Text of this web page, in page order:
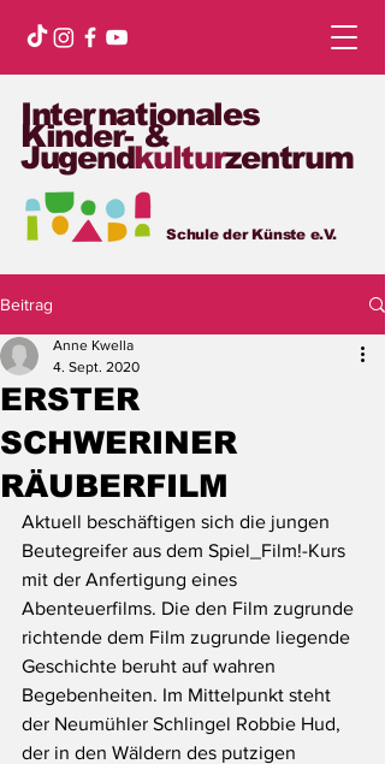
Internationales
Kinder- &
Jugendkulturzentrum
Schule der Künste e.V.
Beitrag
ERSTER
SCHWERINER
RÄUBERFILM
Anne Kwella
4. Sept. 2020
Aktuell beschäftigen sich die jungen
Beutegreifer aus dem Spiel_Film!-Kurs
mit der Anfertigung eines
Abenteuerfilms. Die den Film zugrunde
richtende dem Film zugrunde liegende
Geschichte beruht auf wahren
Begebenheiten. Im Mittelpunkt steht
der Neumühler Schlingel Robbie Hud,
der in den Wäldern des putzigen